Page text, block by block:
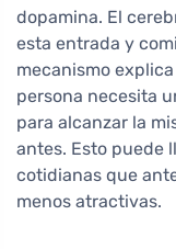
dopamina. El
esta entrada y
mecanismo explica
persona necesita
para alcanzar la
antes. Esto puede
cotidianas que
menos atractivas.